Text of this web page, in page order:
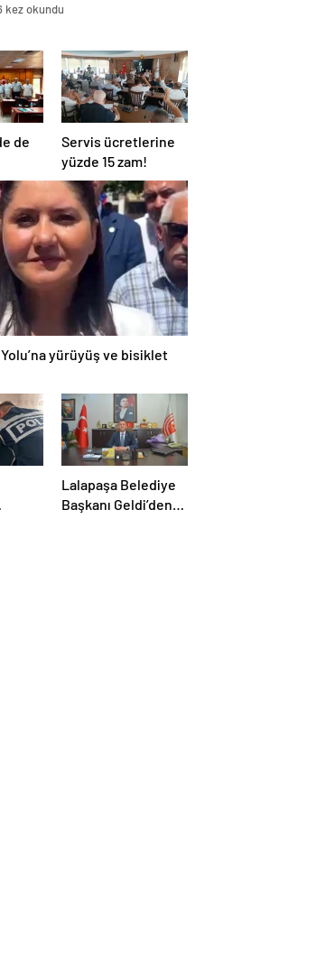
kez okundu
de
Servis ücretlerine
yüzde 15 zam!
yürüyüş ve bisiklet
Lalapaşa Belediye
Başkanı Geldi’den